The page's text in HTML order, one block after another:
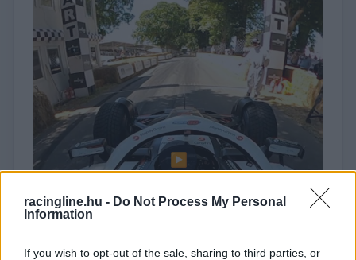
racingline.hu - Do Not Process My Personal
Information
If you wish to opt-out of the sale, sharing to third parties, or
▶